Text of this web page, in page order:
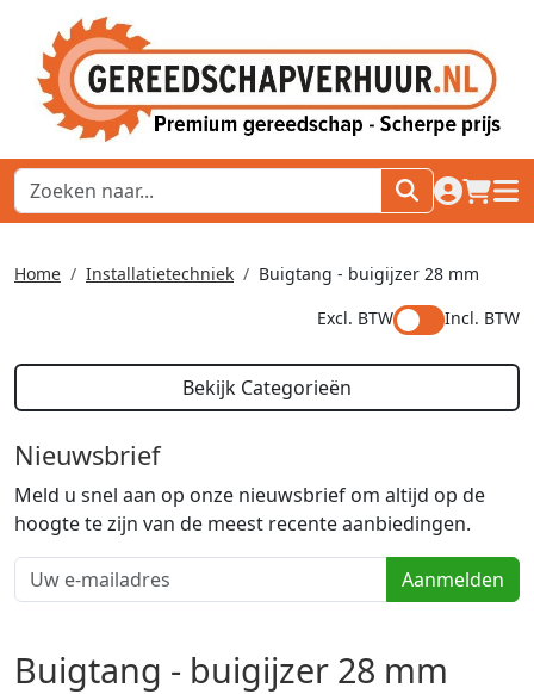
naar
Home Installatietechniek
Buigtang - buigijzer 28 mm
Excl. BTW
Incl. BTW
Bekijk Categorieën
Nieuwsbrief
Meld u snel aan op onze nieuwsbrief om altijd op de
hoogte te zijn van de meest recente aanbiedingen.
Aanmelden
Buigtang - buigijzer 28 mm